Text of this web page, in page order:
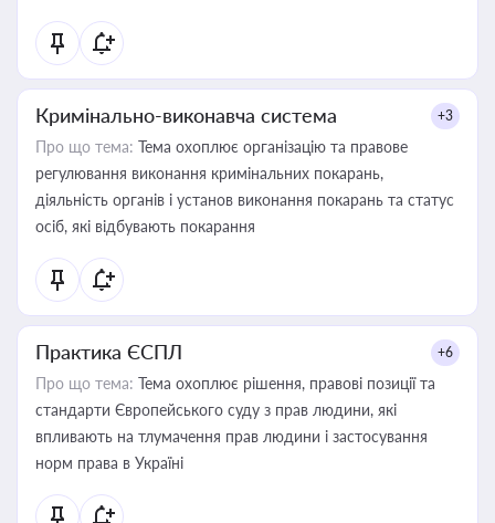
Кримінально-виконавча система +3
Про що тема: Тема охоплює організацію та правове
регулювання виконання кримінальних покарань,
діяльність органів і установ виконання покарань та статус
осіб, які відбувають покарання
Практика ЄСПЛ +6
Про що тема: Тема охоплює рішення, правові позиції та
стандарти Європейського суду з прав людини, які
впливають на тлумачення прав людини і застосування
норм права в Україні